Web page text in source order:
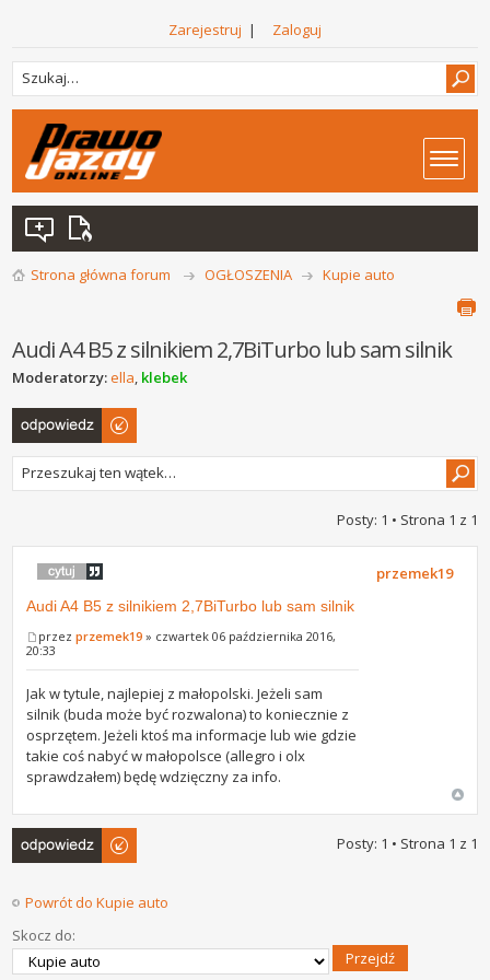
Zarejestruj | Zaloguj
Strona główna forum OGŁOSZENIA Kupie auto
Audi A4 B5 z silnikiem 2,7BiTurbo lub sam silnik
Moderatorzy:ella, klebek
Odpowiedz
Posty: 1 • Strona 1 z 1
Audi A4 B5 z silnikiem 2,7BiTurbo lub sam silnik
przezprzemek19 » czwartek 06 października 2016,
20:33
Jak w tytule, najlepiej z małopolski. Jeżeli sam
silnik (buda może być rozwalona) to koniecznie z
osprzętem. Jeżeli ktoś ma informacje lub wie gdzie
takie coś nabyć w małopolsce (allegro i olx
sprawdzałem) będę wdzięczny za info.
przemek19
Odpowiedz
Posty: 1 • Strona 1 z 1
Powrót do Kupie auto
Skocz do: